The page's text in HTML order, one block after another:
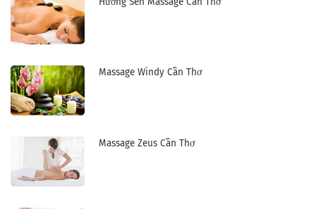
Massage Windy Cần Thơ
Massage Zeus Cần Thơ